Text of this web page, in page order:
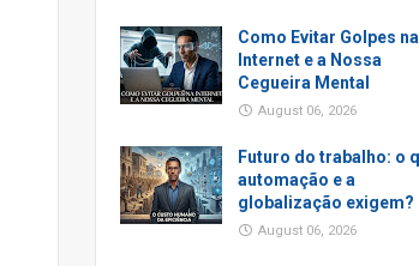
Como Evitar Golpes na
Internet e a Nossa
Cegueira Mental
August 06, 2026
Futuro do trabalho: o
automação e a
globalização exigem?
August 06, 2026